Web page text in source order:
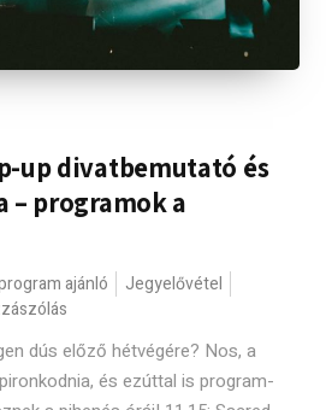
up divatbemutató és
– programok a
ajánló
Jegyelővétel
dús előző hétvégére? Nos, a
és ezúttal is program-